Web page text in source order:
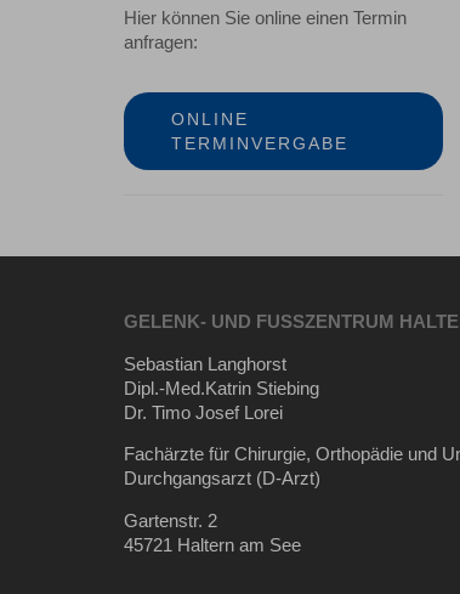
Hier können Sie online einen Termin
anfragen:
ONLINE
TERMINVERGABE
GELENK- UND FUSSZENTRUM
Sebastian Langhorst
Dipl.-Med.Katrin Stiebing
Dr. Timo Josef Lorei
Fachärzte für Chirurgie, Orthopädie und
Durchgangsarzt (D-Arzt)
Gartenstr. 2
45721 Haltern am See